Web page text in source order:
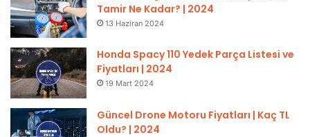
Tamir Ne Kadar? | 2024
13 Haziran 2024
Honda Spacy 110 Yedek Parça Listesi ve
Fiyatları | 2024
19 Mart 2024
Güncel Drone Motoru Fiyatları | Kaç TL
Oldu? | 2024